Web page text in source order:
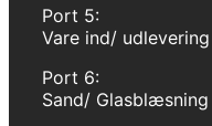
Port 5:
Vare ind/ udlevering
Port 6:
Sand/ Glasblæsning